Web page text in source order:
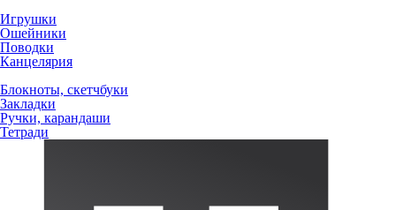
Игрушки
Ошейники
Поводки
Канцелярия
Блокноты, скетчбуки
Закладки
Ручки, карандаши
Тетради